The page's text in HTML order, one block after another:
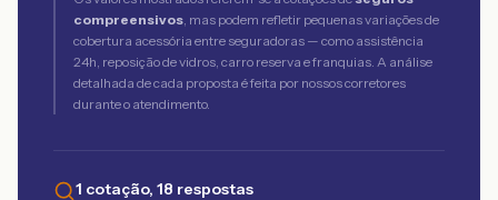
compreensivos, mas podem refletir pequenas variações de
cobertura acessória entre seguradoras — como assistência
24h, reposição de vidros, carro reserva e franquias. A análise
detalhada de cada proposta é feita por nossos corretores
durante o atendimento.
1 cotação, 18 respostas